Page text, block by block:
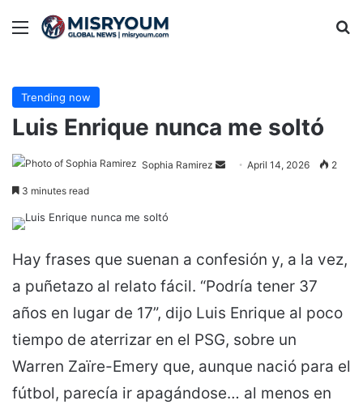
Menu
Trending now
Luis Enrique nunca me soltó
Sophia Ramirez
Send April 14, 2026 2
3 minutes read
Hay frases que suenan a confesión y, a la vez,
a puñetazo al relato fácil. “Podría tener 37
años en lugar de 17”, dijo Luis Enrique al poco
tiempo de aterrizar en el PSG, sobre un
Warren Zaïre-Emery que, aunque nació para el
fútbol, parecía ir apagándose… al menos en